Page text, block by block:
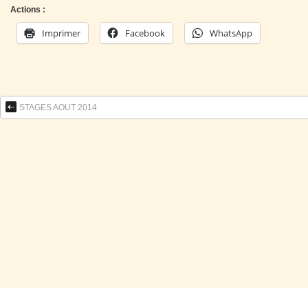
Actions :
Imprimer Facebook WhatsApp
STAGES AOUT 2014